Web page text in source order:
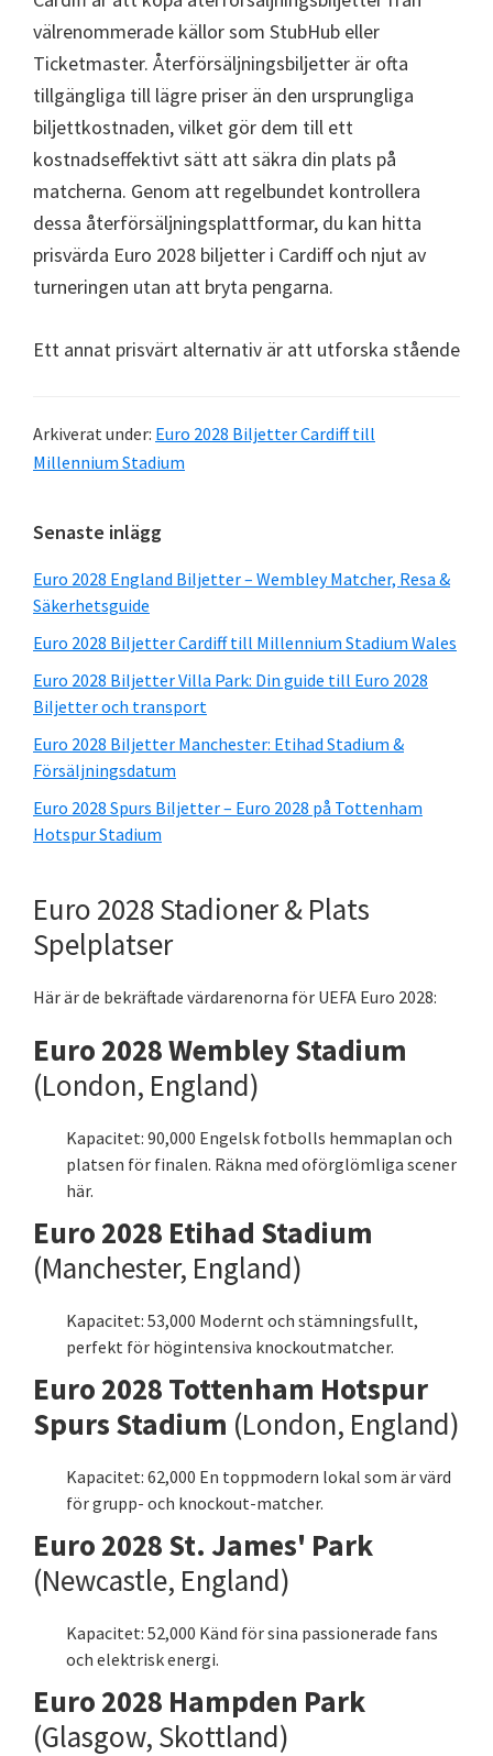
välrenommerade källor som StubHub eller
Ticketmaster. Återförsäljningsbiljetter är ofta
tillgängliga till lägre priser än den ursprungliga
biljettkostnaden, vilket gör dem till ett
kostnadseffektivt sätt att säkra din plats på
matcherna. Genom att regelbundet kontrollera
dessa återförsäljningsplattformar, du kan hitta
prisvärda Euro 2028 biljetter i Cardiff och njut av
turneringen utan att bryta pengarna.
Ett annat prisvärt alternativ är att utforska stående
Arkiverat under: Euro 2028 Biljetter Cardiff till
Millennium Stadium
Primär
sidofält
Senaste inlägg
Euro 2028 England Biljetter – Wembley Matcher, Resa &
Säkerhetsguide
Euro 2028 Biljetter Cardiff till Millennium Stadium Wales
Euro 2028 Biljetter Villa Park: Din guide till Euro 2028
Biljetter och transport
Euro 2028 Biljetter Manchester: Etihad Stadium &
Försäljningsdatum
Euro 2028 Spurs Biljetter – Euro 2028 på Tottenham
Hotspur Stadium
Euro 2028 Stadioner & Plats
Spelplatser
Här är de bekräftade värdarenorna för UEFA Euro 2028:
Euro 2028 Wembley Stadium
(London, England)
Kapacitet: 90,000 Engelsk fotbolls hemmaplan och
platsen för finalen. Räkna med oförglömliga scener
här.
Euro 2028 Etihad Stadium
(Manchester, England)
Kapacitet: 53,000 Modernt och stämningsfullt,
perfekt för högintensiva knockoutmatcher.
Euro 2028 Tottenham Hotspur
Spurs Stadium (London, England)
Kapacitet: 62,000 En toppmodern lokal som är värd
för grupp- och knockout-matcher.
Euro 2028 St. James' Park
(Newcastle, England)
Kapacitet: 52,000 Känd för sina passionerade fans
och elektrisk energi.
Euro 2028 Hampden Park
(Glasgow, Skottland)